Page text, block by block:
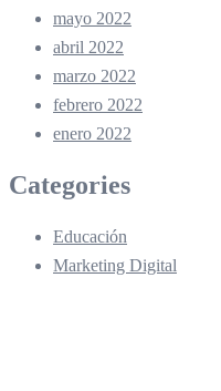
mayo 2022
abril 2022
marzo 2022
febrero 2022
enero 2022
Categories
Educación
Marketing Digital